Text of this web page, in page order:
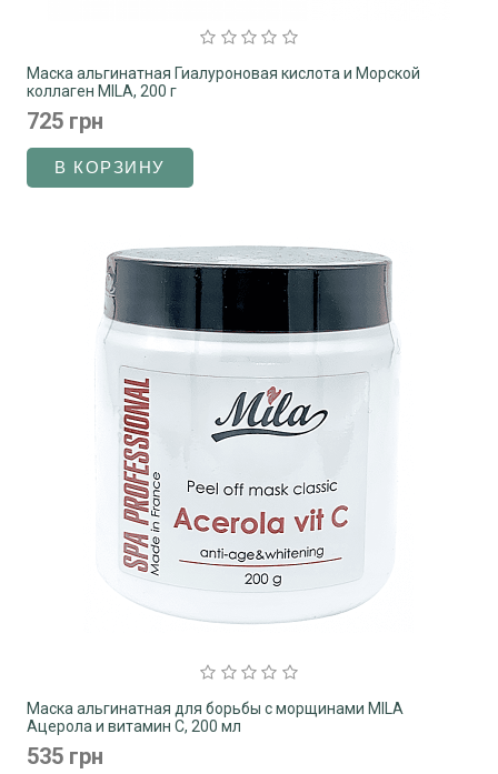
Маска альгинатная Гиалуроновая кислота и Морской
коллаген MILA, 200 г
725 грн
Маска альгинатная для борьбы с морщинами MILA
Ацерола и витамин C, 200 мл
535 грн